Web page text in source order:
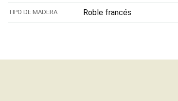
TIPO DE MADERA Roble francés